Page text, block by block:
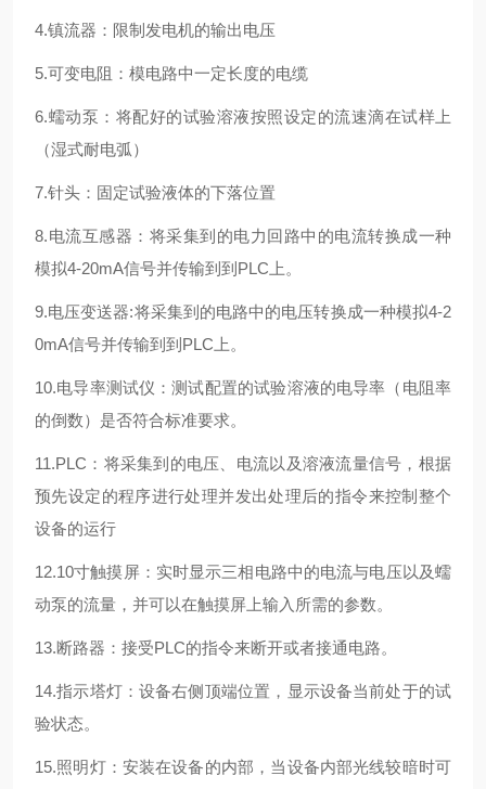
4.镇流器：限制发电机的输出电压
5.可变电阻：模电路中一定长度的电缆
6.蠕动泵：将配好的试验溶液按照设定的流速滴在试样上
（湿式耐电弧）
7.针头：固定试验液体的下落位置
8.电流互感器：将采集到的电力回路中的电流转换成一种
模拟4-20mA信号并传输到到PLC上。
9.电压变送器:将采集到的电路中的电压转换成一种模拟4-2
0mA信号并传输到到PLC上。
10.电导率测试仪：测试配置的试验溶液的电导率（电阻率
的倒数）是否符合标准要求。
11.PLC：将采集到的电压、电流以及溶液流量信号，根据
预先设定的程序进行处理并发出处理后的指令来控制整个
设备的运行
12.10寸触摸屏：实时显示三相电路中的电流与电压以及蠕
动泵的流量，并可以在触摸屏上输入所需的参数。
13.断路器：接受PLC的指令来断开或者接通电路。
14.指示塔灯：设备右侧顶端位置，显示设备当前处于的试
验状态。
15.照明灯：安装在设备的内部，当设备内部光线较暗时可